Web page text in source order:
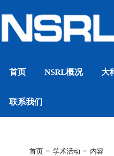
首页 NSRL概况 大
联系我们
首页 学术活动 内容